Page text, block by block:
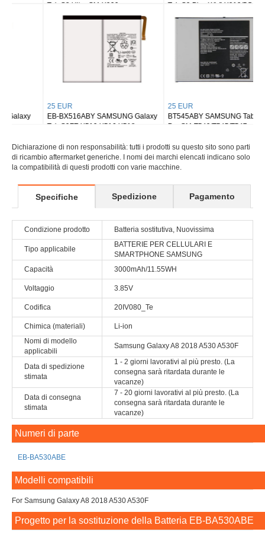
Tab S8 Ultra SM-X900
Tab S9 Plus Wi-fi X810/5G X816
EB-BX516ABY SAMSUNG Galaxy
Tab S9FE X510 X516 X518
BT545ABY SAMSUNG Tab Active
Pro SM-T540/T545/T547
Dichiarazione di non responsabilità: tutti i prodotti su questo sito sono parti
di ricambio aftermarket generiche. I nomi dei marchi elencati indicano solo
la compatibilità di questi prodotti con varie macchine.
Specifiche Spedizione Pagamento
Condizione prodotto Batteria sostitutiva, Nuovissima
Tipo applicabile
BATTERIE PER CELLULARI E
SMARTPHONE SAMSUNG
Capacità
3000mAh/11.55WH
Voltaggio 3.85V
Codifica 20IV080_Te
Chimica (materiali)
Li-ion
Nomi di modello
applicabili
Samsung Galaxy A8 2018 A530 A530F
Data di spedizione
stimata
1 - 2 giorni lavorativi al più presto. (La
consegna sarà ritardata durante le
vacanze)
Data di consegna
stimata
7 - 20 giorni lavorativi al più presto. (La
consegna sarà ritardata durante le
vacanze)
Numeri di parte
EB-BA530ABE
Modelli compatibili
For Samsung Galaxy A8 2018 A530 A530F
Progetto per la sostituzione della Batteria EB-BA530ABE